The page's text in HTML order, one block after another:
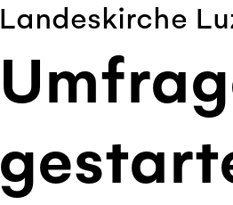
Landeskirche